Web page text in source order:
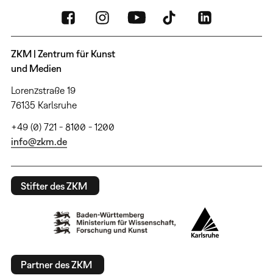
ZKM | Zentrum für Kunst
und Medien
Lorenzstraße 19
76135 Karlsruhe
+49 (0) 721 - 8100 - 1200
info@zkm.de
Stifter des ZKM
Partner des ZKM